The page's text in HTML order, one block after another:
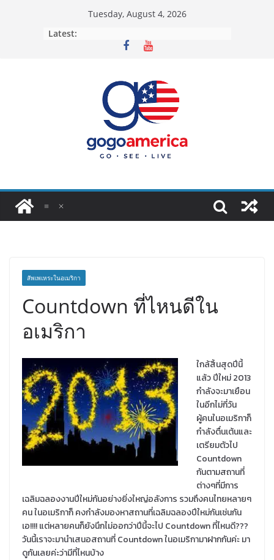
Tuesday, August 4, 2026
Latest:
สัพเพเหระในอเมริกา
Countdown ที่ไหนดีใน
อเมริกา
ใกล้สิ้นสุดปีนี้
แล้ว ปีใหม่ 2013
กำลังจะมาเยือน
ในอีกไม่กี่วัน
ผู้คนในอเมริกาก็
กำลังตื่นเต้นและ
เตรียมตัวไป
Countdown
กันตามสถานที่
ต่างๆที่มีการ
เฉลิมฉลองงานปีใหม่กันอย่างยิ่งใหญ่อลังการ รวมถึงคนไทยหลายๆ
คน ในอเมริกาก็ คงกำลังมองหาสถานที่เฉลิมฉลองปีใหม่กันเช่นกัน
เอ!!!! แต่หลายคนก็ยังนึกไม่ออกว่าปีนี้จะไป Countdown ที่ไหนดี???
วันนี้เราจะมานำเสนอสถานที่ Countdown ในอเมริกามาฝากกันค่ะ มา
ดูกันเลยค่ะว่ามีที่ไหนบ้าง